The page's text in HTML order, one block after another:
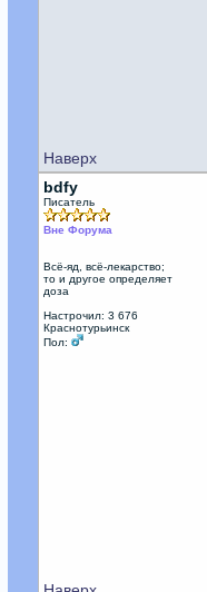
Наверх
bdfy
Писатель
Вне Форума
Всё-яд, всё-лекарство;
то и другое определяет
доза
Настрочил: 3 676
Краснотурьинск
Пол: